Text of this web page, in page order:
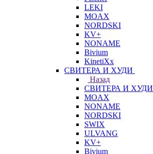
LEKI
MOAX
NORDSKI
KV+
NONAME
Bivium
KinetiXx
СВИТЕРА И ХУДИ
Назад
СВИТЕРА И ХУДИ
MOAX
NONAME
NORDSKI
SWIX
ULVANG
KV+
Bivium